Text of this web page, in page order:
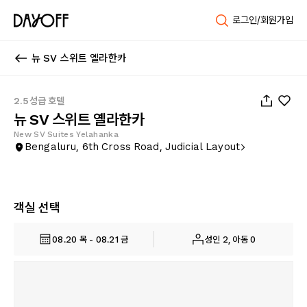
로그인/회원가입
뉴 SV 스위트 옐라한카
2.5성급 호텔
뉴 SV 스위트 옐라한카
New SV Suites Yelahanka
Bengaluru, 6th Cross Road, Judicial Layout
객실 선택
08.20 목 - 08.21 금 성인 2, 아동 0